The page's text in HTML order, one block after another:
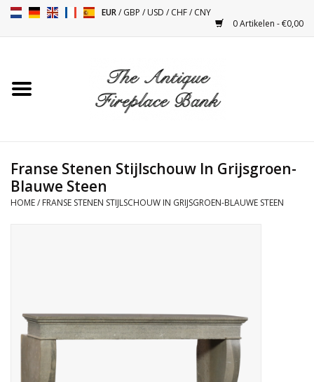
EUR/GBP /USD /CHF/CNY
0 Artikelen - €0,00
Toebehoren
Kacheltjes
Decoratieve Outdoor
Franse Stenen Stijlschouw In Grijsgroen-
Blauwe Steen
HOME/ FRANSE STENEN STIJLSCHOUW IN GRIJSGROEN-BLAUWE STEEN